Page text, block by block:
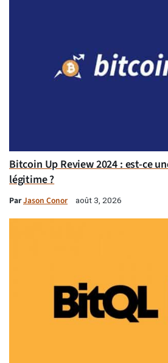
Bitcoin Up Review 2024 : est-ce
légitime ?
ParJason Conor août 3, 2026